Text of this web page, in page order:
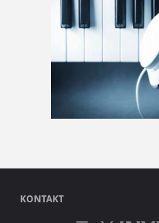
KONTAKT